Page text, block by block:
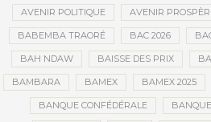
AVENIR POLITIQUE AVENIR
BABEMBA TRAORÉ BAC 2026
BAH NDAW BAISSE DES PRIX
BAMBARA BAMEX BAMEX 2025
BANQUE CONFÉDÉRALE